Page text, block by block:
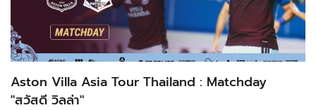
Aston Villa Asia Tour Thailand : Matchday
"สวัสดี วิลล่า"